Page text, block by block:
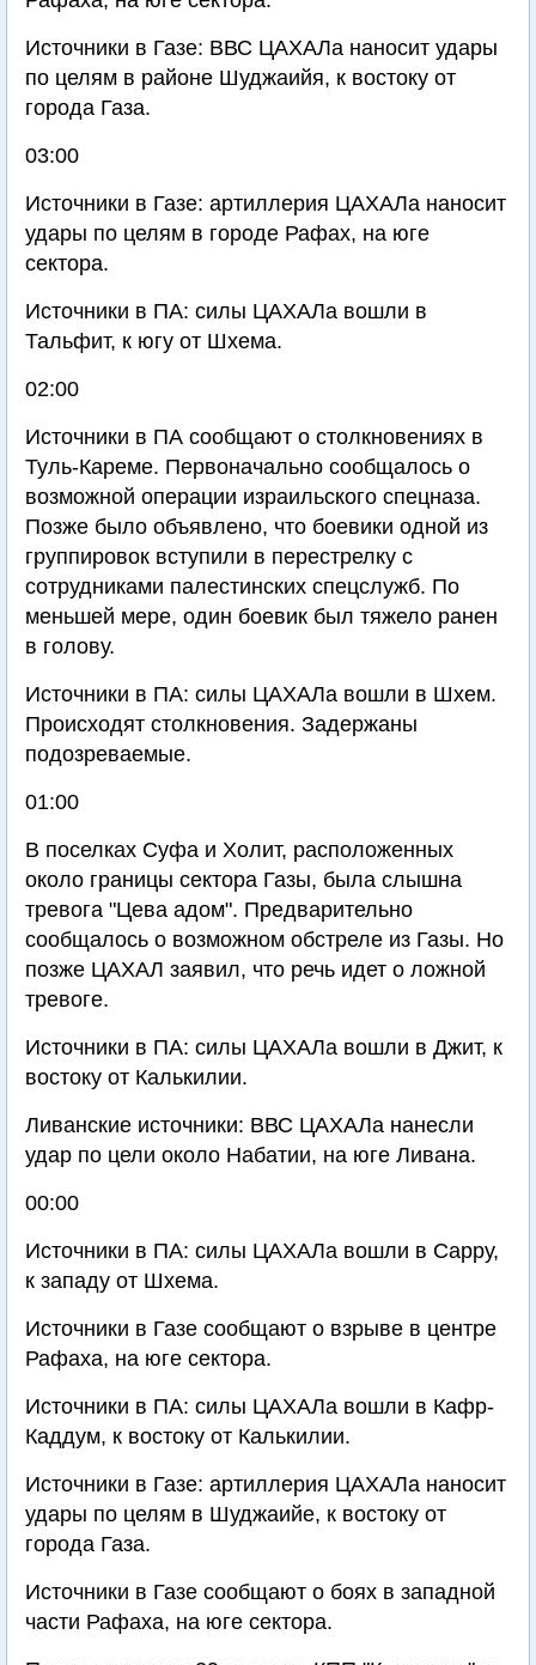
Источники в Газе: ВВС ЦАХАЛа наносит удары
по целям в районе Шуджаийя, к востоку от
города Газа.
03:00
Источники в Газе: артиллерия ЦАХАЛа наносит
удары по целям в городе Рафах, на юге
сектора.
Источники в ПА: силы ЦАХАЛа вошли в
Тальфит, к югу от Шхема.
02:00
Источники в ПА сообщают о столкновениях в
Туль-Кареме. Первоначально сообщалось о
возможной операции израильского спецназа.
Позже было объявлено, что боевики одной из
группировок вступили в перестрелку с
сотрудниками палестинских спецслужб. По
меньшей мере, один боевик был тяжело ранен
в голову.
Источники в ПА: силы ЦАХАЛа вошли в Шхем.
Происходят столкновения. Задержаны
подозреваемые.
01:00
В поселках Суфа и Холит, расположенных
около границы сектора Газы, была слышна
тревога "Цева адом". Предварительно
сообщалось о возможном обстреле из Газы. Но
позже ЦАХАЛ заявил, что речь идет о ложной
тревоге.
Источники в ПА: силы ЦАХАЛа вошли в Джит, к
востоку от Калькилии.
Ливанские источники: ВВС ЦАХАЛа нанесли
удар по цели около Набатии, на юге Ливана.
00:00
Источники в ПА: силы ЦАХАЛа вошли в Сарру,
к западу от Шхема.
Источники в Газе сообщают о взрыве в центре
Рафаха, на юге сектора.
Источники в ПА: силы ЦАХАЛа вошли в Кафр-
Каддум, к востоку от Калькилии.
Источники в Газе: артиллерия ЦАХАЛа наносит
удары по целям в Шуджаийе, к востоку от
города Газа.
Источники в Газе сообщают о боях в западной
части Рафаха, на юге сектора.